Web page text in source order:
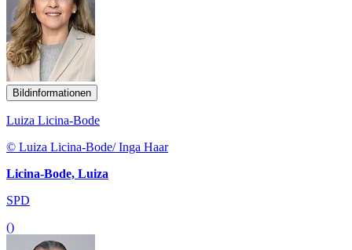
Bildinformationen
Luiza Licina-Bode
© Luiza Licina-Bode/ Inga Haar
Licina-Bode, Luiza
SPD
()